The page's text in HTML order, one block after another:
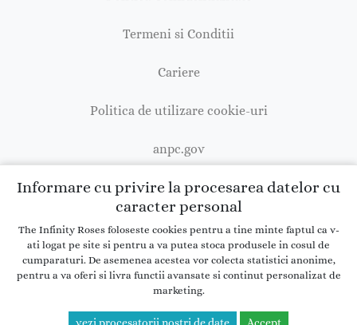
Informare cu privire la procesarea datelor cu
caracter personal
The Infinity Roses foloseste cookies pentru a tine minte faptul ca v-
ati logat pe site si pentru a va putea stoca produsele in cosul de
cumparaturi. De asemenea acestea vor colecta statistici anonime,
pentru a va oferi si livra functii avansate si continut personalizat de
marketing.
Termeni si Conditii
Cariere
Politica de utilizare cookie-uri
anpc.gov
Copyright © 2026 theinfinityroses.ro